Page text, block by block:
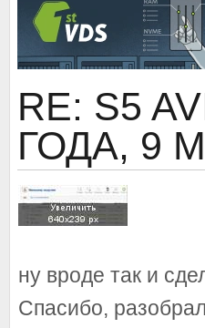
RE: S5
ГОДА, 9
ну вроде так и
Спасибо,